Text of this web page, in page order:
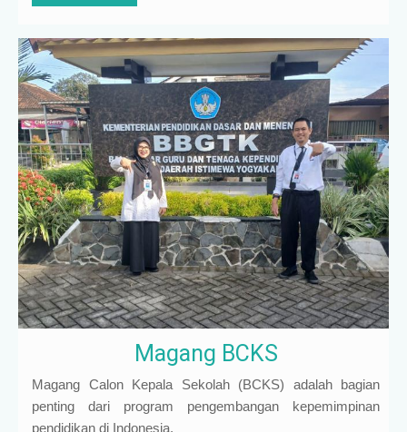
Magang BCKS
Magang Calon Kepala Sekolah (BCKS) adalah bagian
penting dari program pengembangan kepemimpinan
pendidikan di Indonesia.